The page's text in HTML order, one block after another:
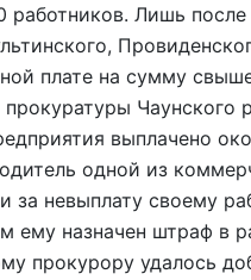
работников. Лишь
плате на сумму
прокуратуры
выплачено
одной из
за невыплату своему
ему назначен штраф в
прокурору удалось